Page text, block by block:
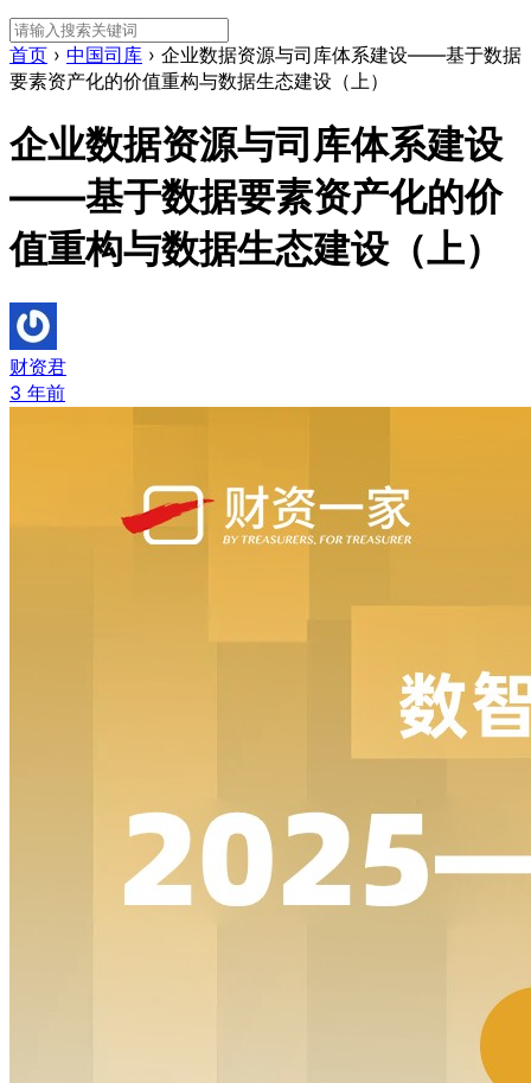
首页 › 中国司库 › 企业数据资源与司库体系建设——基于数据
要素资产化的价值重构与数据生态建设（上）
企业数据资源与司库体系建设
——基于数据要素资产化的价
值重构与数据生态建设（上）
财资君
3 年前